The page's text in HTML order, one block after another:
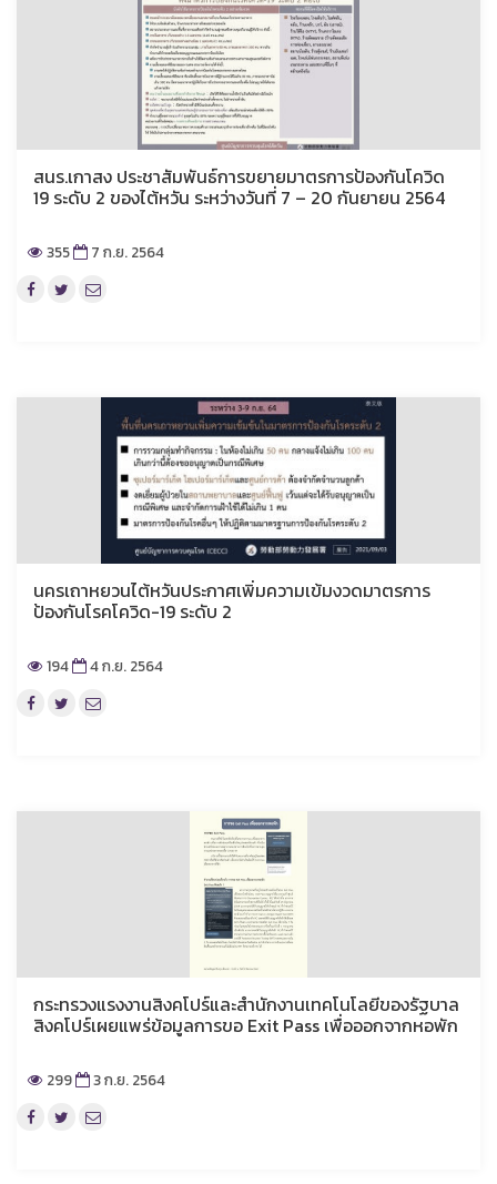
สนร.เกาสง ประชาสัมพันธ์การขยายมาตรการป้องกันโควิด
19 ระดับ 2 ของไต้หวัน ระหว่างวันที่ 7 – 20 กันยายน 2564
355 7 ก.ย. 2564
นครเถาหยวนไต้หวันประกาศเพิ่มความเข้มงวดมาตรการ
ป้องกันโรคโควิด-19 ระดับ 2
194 4 ก.ย. 2564
กระทรวงแรงงานสิงคโปร์และสำนักงานเทคโนโลยีของรัฐบาล
สิงคโปร์เผยแพร่ข้อมูลการขอ Exit Pass เพื่อออกจากหอพัก
299 3 ก.ย. 2564